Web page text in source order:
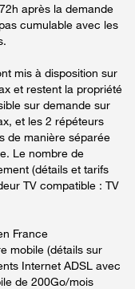
après la demande
cumulable avec les
mis à disposition sur
et restent la propriété
sur demande sur
et les 2 répéteurs
de manière séparée
Le nombre de
(détails et tarifs
TV compatible : TV
France
mobile (détails sur
Internet ADSL avec
de 200Go/mois